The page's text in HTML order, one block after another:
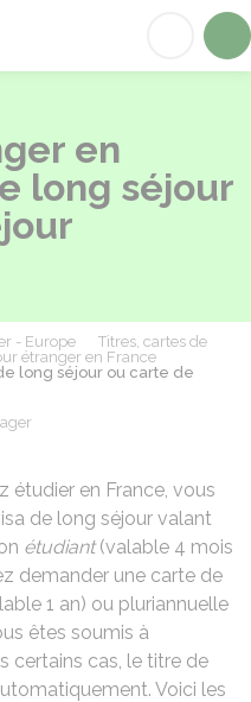
en
long séjour
- Europe
Titres, cartes de
étranger en France
long séjour ou carte de
étudier en France, vous
de long séjour valant
étudiant(valable 4 mois
demander une carte de
1 an) ou pluriannuelle
êtes soumis à
certains cas, le titre de
Voici les